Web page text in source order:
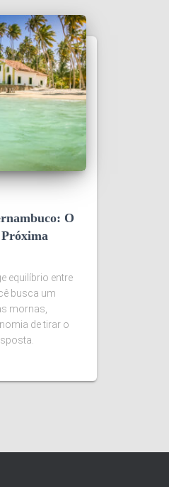
O
equilíbrio entre
busca um
mornas,
de tirar o